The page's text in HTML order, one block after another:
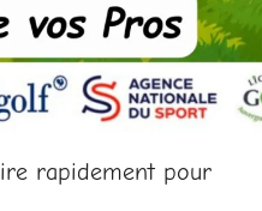
rapidement pour